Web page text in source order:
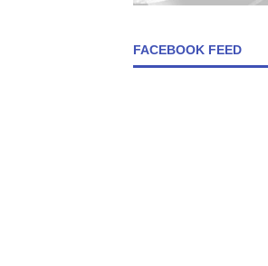
FACEBOOK FEED